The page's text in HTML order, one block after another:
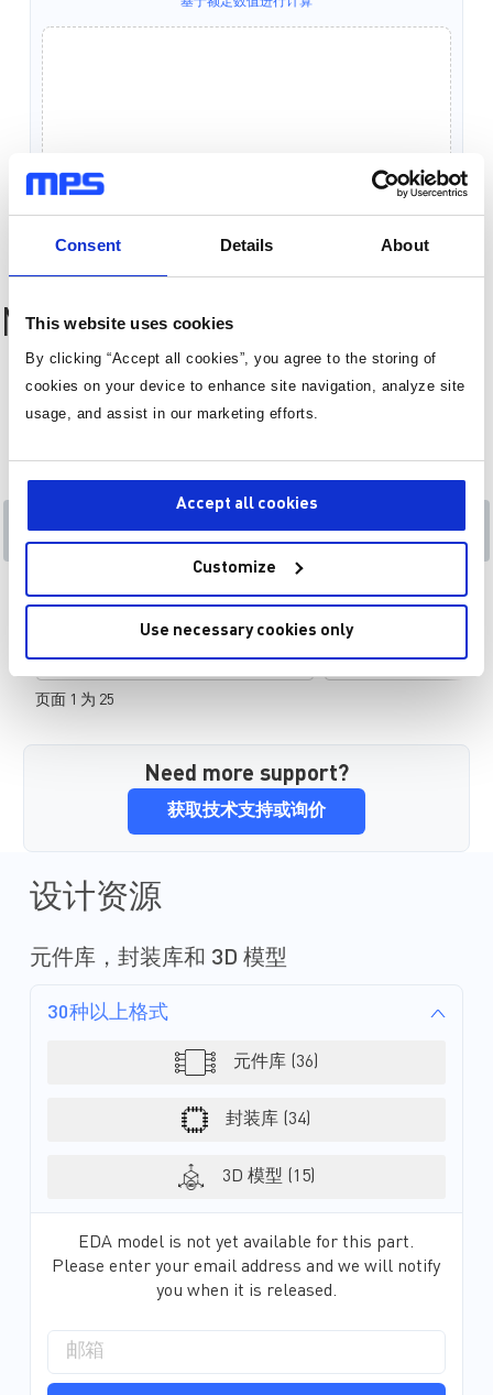
Consent Details About
This website uses cookies
By clicking “Accept all cookies”, you agree to the storing of
cookies on your device to enhance site navigation, analyze site
usage, and assist in our marketing efforts.
Accept all cookies
Customize
Use necessary cookies only
MP1682 Resources
VIN (MAX) 14V 至 19V 机顶盒(STB)
入源中接收信号，并
视机。随着娱乐技术
能，也更加紧凑和高
智能设备的兴起和消
期望值，使得机顶盒
理比以往任何时候都
器、驱动器、放大器
页面 1 为 25
Need more support?
获取技术支持或询价
设计资源
元件库，封装库和 3D 模型
30种以上格式
元件库 (36)
封装库 (34)
3D 模型 (15)
EDA model is not yet available for this part.
Please enter your email address and we will notify
you when it is released.